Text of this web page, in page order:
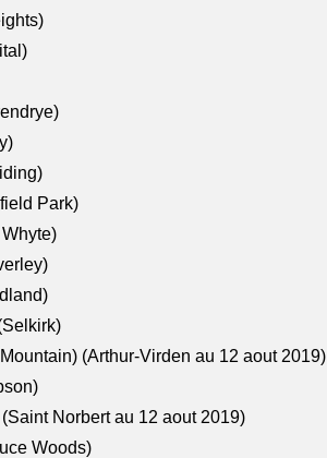
Park)
(Arthur-Virden au 12 aout 2019)
Norbert au 12 aout 2019)
Woods)